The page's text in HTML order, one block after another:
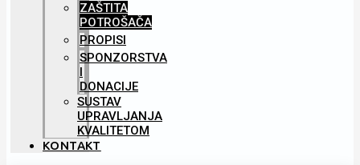
ZAŠTITA
POTROŠAČA
PROPISI
SPONZORSTVA
I
DONACIJE
SUSTAV
UPRAVLJANJA
KVALITETOM
KONTAKT